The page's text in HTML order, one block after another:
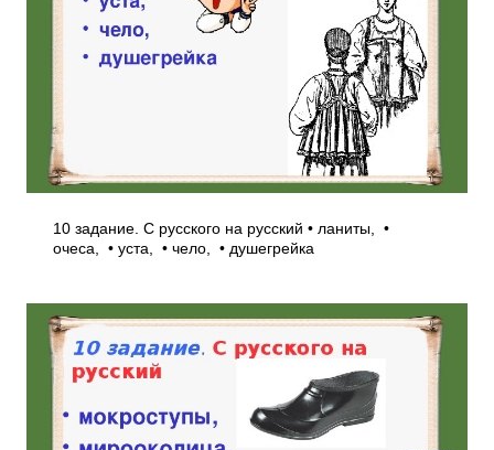
10 задание. С русского на русский • ланиты, •
очеса, • уста, • чело, • душегрейка